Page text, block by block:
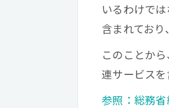
いるわけで
含まれており
このことか
連サービスを
参照：総務